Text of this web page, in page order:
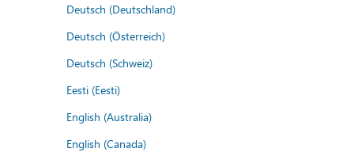
Deutsch (Deutschland)
Deutsch (Österreich)
Deutsch (Schweiz)
Eesti (Eesti)
English (Australia)
English (Canada)